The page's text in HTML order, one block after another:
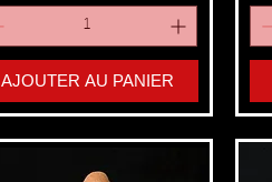
AJOUTER AU PANIER